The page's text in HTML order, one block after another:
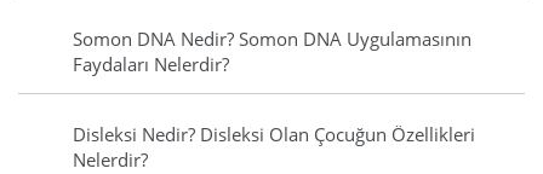
Somon DNA Nedir? Somon DNA Uygulamasının
Faydaları Nelerdir?
Disleksi Nedir? Disleksi Olan Çocuğun Özellikleri
Nelerdir?